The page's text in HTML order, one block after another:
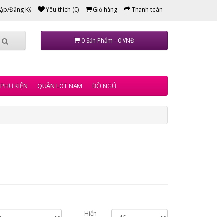
Đăng Ký Yêu thích (0) Giỏ hàng Thanh toán
0 Sản Phẩm - 0 VNĐ
PHỤ KIỆN QUẦN LÓT NAM ĐỒ NGỦ
Hiển